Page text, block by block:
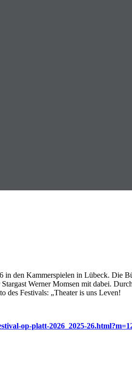
den Kammerspielen in Lübeck. Die
Werner Momsen mit dabei.
des Festivals: „Theater is uns Leven!
op-platt-2026_2025-